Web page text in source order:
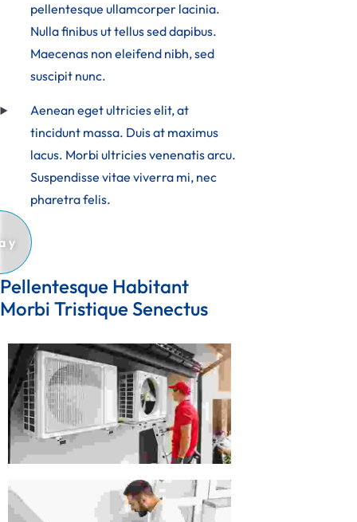
pellentesque ullamcorper lacinia.
Nulla finibus ut tellus sed dapibus.
Maecenas non eleifend nibh, sed
suscipit nunc.
Aenean eget ultricies elit, at
tincidunt massa. Duis at maximus
lacus. Morbi ultricies venenatis arcu.
Suspendisse vitae viverra mi, nec
pharetra felis.
Pellentesque Habitant
Morbi Tristique Senectus